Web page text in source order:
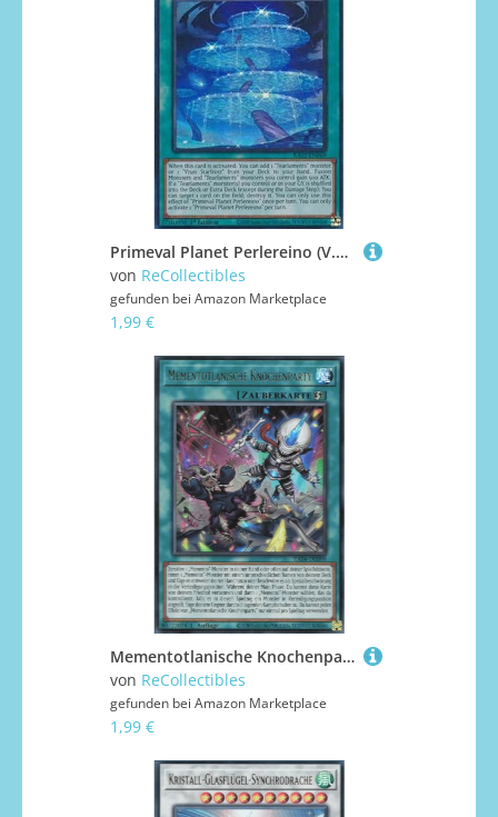
Primeval Planet Perlereino (V.1) RA02-EN069 Super Rare Englisch Boosterfrisch 1. Auflage - 25th Anniversary Rarity Collection II - mit ReCollectibles-Versandschutz - für Yu-Gi-Oh!
von ReCollectibles
gefunden bei Amazon Marketplace
1,99 €
Mementotlanische Knochenparty (V.2) RA04-DE099 Ultra Rare Deutsch Boosterfrisch 1. Auflage - Quarter Century Stampede - mit ReCollectibles-Versandschutz - für Yu-Gi-Oh!
von ReCollectibles
gefunden bei Amazon Marketplace
1,99 €